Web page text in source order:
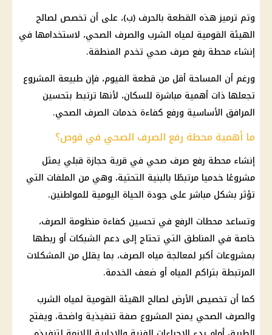
وتم ترميز هذه القطعة بالحرف (ب)، على أن تخصص لصالح
الهيئة القومية لمياه الشرب والصرف الصحي، لاستخدامها في
إنشاء محطة رفع صرف صحي تخدم المنطقة.
ورغم أن المساحة أقل من قطعة الفيوم، فإن طبيعة المشروع
تجعلها ذات أهمية مباشرة للسكان، لأنها ترتبط بتحسين
المرافق الأساسية ورفع كفاءة خدمات الصرف الصحي.
ما أهمية محطة رفع الصرف الصحي في قوص؟
إنشاء محطة رفع صرف صحي في قرية حجازة قبلي يمثل
مشروعًا خدميا مرتبطًا بالبنية التحتية، وهي من الملفات التي
تؤثر بشكل مباشر على جودة الحياة اليومية للمواطنين.
وتساعد محطات الرفع في تحسين كفاءة منظومة الصرف،
خاصة في المناطق التي تحتاج إلى دعم الشبكات أو ربطها
بمشروعات أكبر لمعالجة مياه الصرف، بما يقلل من المشكلات
المرتبطة بتراكم المياه أو ضعف الخدمة.
كما أن تخصيص الأرض لصالح الهيئة القومية لمياه الشرب
والصرف الصحي يمنح المشروع صفة تنفيذية واضحة، ويفتح